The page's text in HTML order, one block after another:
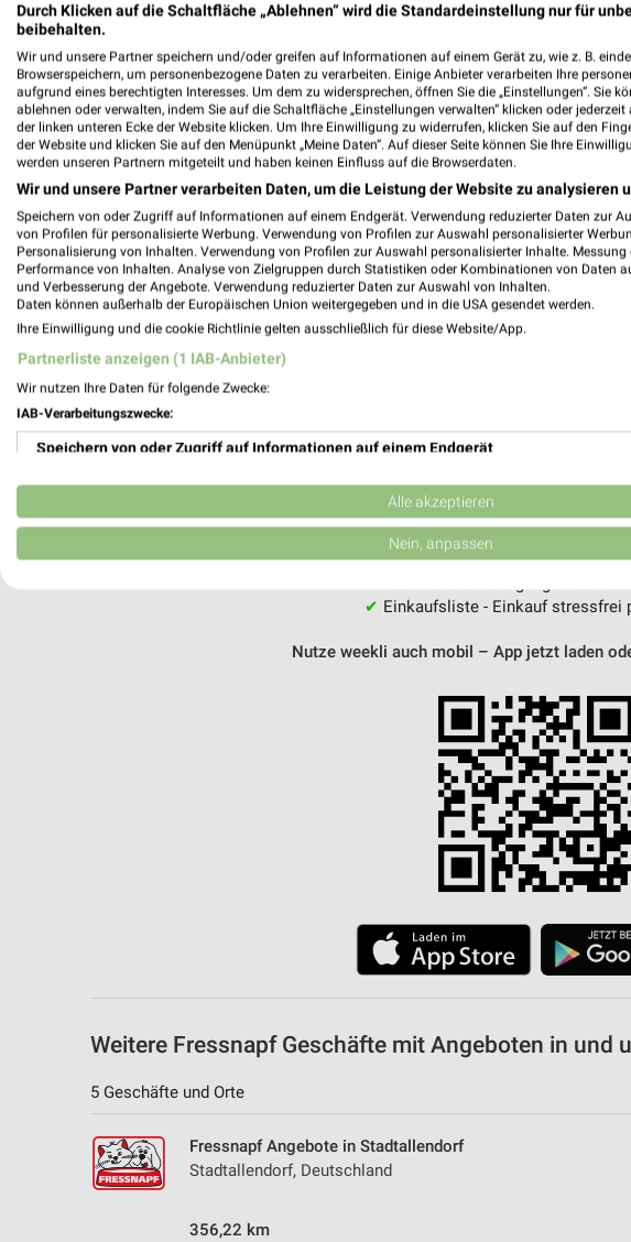
Angebote-Kalender für Fressnapf in Marburg und
Aug.
03Mo 04Di 05Mi 06 Do 07Fr 08 Sa 09
MEHR PROSPEKTE
weekli - Prospekte &
Alle Fressnapf Angebote immer griffbereit – mit der
Standortgenaue Angebote
✔Folge deinem Lieblingshändler
✔ Einkaufsliste - Einkauf stressfrei
Nutze weekli auch mobil – App jetzt laden
Weitere Fressnapf Geschäfte mit Angeboten in und
5 Geschäfte und Orte
Fressnapf Angebote in Stadtallendorf
Stadtallendorf, Deutschland
356,22 km
Durch Klicken auf die Schaltfläche „Ablehnen“ wird die Standardeinstellung nur für
beibehalten.
Wir und unsere Partner speichern und/oder greifen auf Informationen auf einem Gerät zu, wie z. B.
Browserspeichern, um personenbezogene Daten zu verarbeiten. Einige Anbieter verarbeiten Ihre
aufgrund eines berechtigten Interesses. Um dem zu widersprechen, öffnen Sie die „Einstellungen“. Sie
ablehnen oder verwalten, indem Sie auf die Schaltfläche „Einstellungen verwalten“ klicken oder
der linken unteren Ecke der Website klicken. Um Ihre Einwilligung zu widerrufen, klicken Sie auf den
der Website und klicken Sie auf den Menüpunkt „Meine Daten“. Auf dieser Seite können Sie Ihre
werden unseren Partnern mitgeteilt und haben keinen Einfluss auf die Browserdaten.
Wir und unsere Partner verarbeiten Daten, um die Leistung der Website zu analysieren
Speichern von oder Zugriff auf Informationen auf einem Endgerät. Verwendung reduzierter Daten zur
von Profilen für personalisierte Werbung. Verwendung von Profilen zur Auswahl personalisierter
Personalisierung von Inhalten. Verwendung von Profilen zur Auswahl personalisierter Inhalte. Messung
Performance von Inhalten. Analyse von Zielgruppen durch Statistiken oder Kombinationen von Daten
und Verbesserung der Angebote. Verwendung reduzierter Daten zur Auswahl von Inhalten.
Daten können außerhalb der Europäischen Union weitergegeben und in die USA gesendet werden.
Ihre Einwilligung und die cookie Richtlinie gelten ausschließlich für diese Website/App.
Partnerliste anzeigen (1 IAB-Anbieter)
Wir nutzen Ihre Daten für folgende Zwecke:
IAB-Verarbeitungszwecke:
Speichern von oder Zugriff auf Informationen auf einem Endgerät
Verwendung reduzierter Daten zur Auswahl von Werbeanzeigen
Erstellung von Profilen für personalisierte Werbung
Analyse von Zielgruppen durch Statistiken oder Kombinationen von Daten aus
Geräte anhand von aktiv angeforderten Informationen identifizieren
Notwendig
Performance
Funktional
Alle akzeptieren
Nein, anpassen